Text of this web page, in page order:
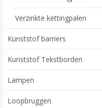
Verzinkte kettingpalen
Kunststof barriers
Kunststof Tekstborden
Lampen
Loopbruggen